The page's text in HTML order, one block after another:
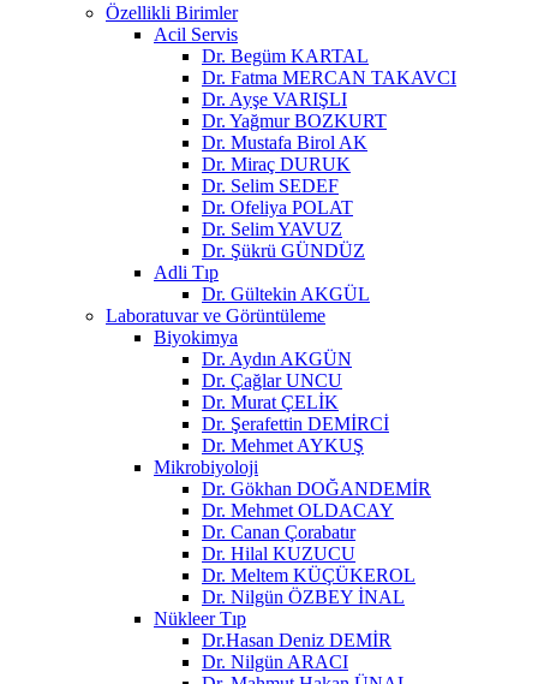
Özellikli Birimler
Acil Servis
Dr. Begüm KARTAL
Dr. Fatma MERCAN TAKAVCI
Dr. Ayşe VARIŞLI
Dr. Yağmur BOZKURT
Dr. Mustafa Birol AK
Dr. Miraç DURUK
Dr. Selim SEDEF
Dr. Ofeliya POLAT
Dr. Selim YAVUZ
Dr. Şükrü GÜNDÜZ
Adli Tıp
Dr. Gültekin AKGÜL
Laboratuvar ve Görüntüleme
Biyokimya
Dr. Aydın AKGÜN
Dr. Çağlar UNCU
Dr. Murat ÇELİK
Dr. Şerafettin DEMİRCİ
Dr. Mehmet AYKUŞ
Mikrobiyoloji
Dr. Gökhan DOĞANDEMİR
Dr. Mehmet OLDACAY
Dr. Canan Çorabatır
Dr. Hilal KUZUCU
Dr. Meltem KÜÇÜKEROL
Dr. Nilgün ÖZBEY İNAL
Nükleer Tıp
Dr.Hasan Deniz DEMİR
Dr. Nilgün ARACI